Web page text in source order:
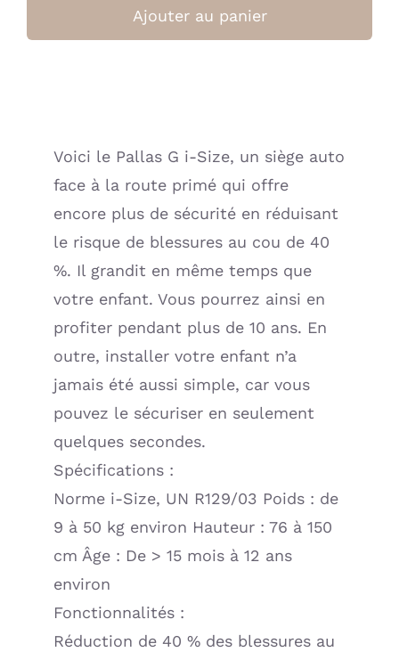
de
black
(Cybex)
Ajouter au panier
Voici le Pallas G i-Size, un siège auto
face à la route primé qui offre
encore plus de sécurité en réduisant
le risque de blessures au cou de 40
%. Il grandit en même temps que
votre enfant. Vous pourrez ainsi en
profiter pendant plus de 10 ans. En
outre, installer votre enfant n’a
jamais été aussi simple, car vous
pouvez le sécuriser en seulement
quelques secondes.
Spécifications :
Norme i-Size, UN R129/03 Poids : de
9 à 50 kg environ Hauteur : 76 à 150
cm Âge : De > 15 mois à 12 ans
environ
Fonctionnalités :
Réduction de 40 % des blessures au